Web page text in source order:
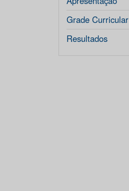
Grade Curricular
Resultados